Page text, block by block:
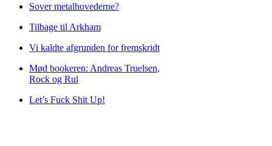
Sover metalhovederne?
Tilbage til Arkham
Vi kaldte afgrunden for fremskridt
Mød bookeren: Andreas Truelsen,
Rock og Rul
Let’s Fuck Shit Up!